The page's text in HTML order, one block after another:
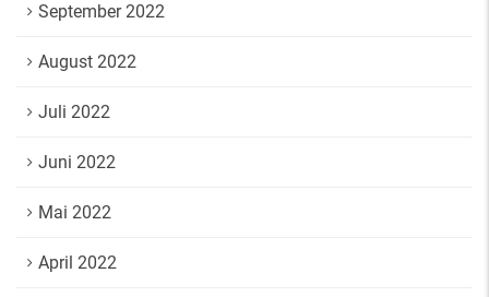
September 2022
August 2022
Juli 2022
Juni 2022
Mai 2022
April 2022